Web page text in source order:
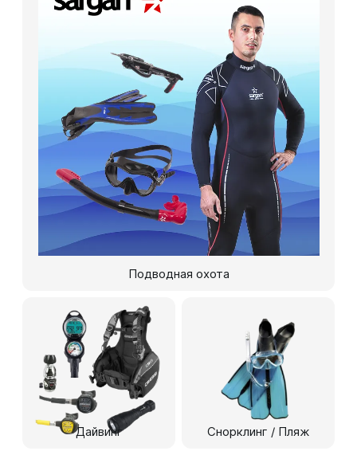
Подводная охота
Дайвинг Снорклинг / Пляж